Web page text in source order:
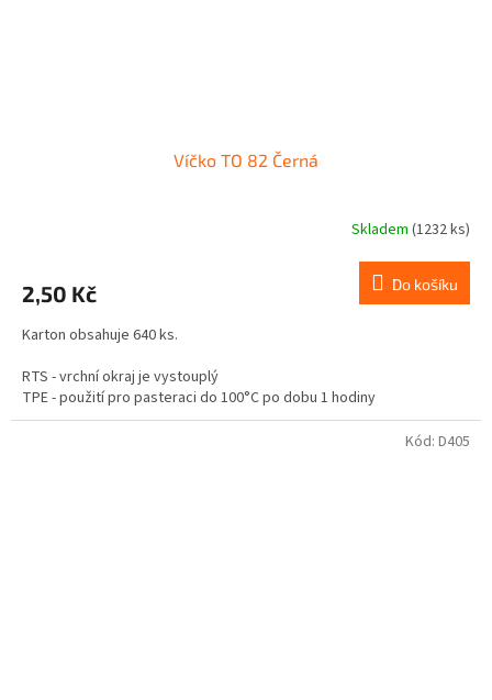
Víčko TO 82 Černá
Skladem (1232 ks)
2,50 Kč Do košíku
Karton obsahuje 640 ks.
RTS - vrchní okraj je vystouplý
TPE - použití pro pasteraci do 100°C po dobu 1 hodiny
Není vhodné pro tuky a oleje.
Kód: D405